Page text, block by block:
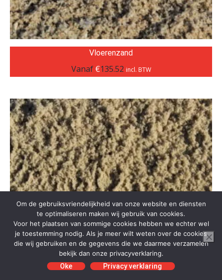
Vloerenzand
Vanaf €135.52 incl. BTW
Om de gebruiksvriendelijkheid van onze website en diensten
te optimaliseren maken wij gebruik van cookies.
Voor het plaatsen van sommige cookies hebben we echter wel
je toestemming nodig. Als je meer wilt weten over de cookies
die wij gebruiken en de gegevens die we daarmee verzamelen
bekijk dan onze privacyverklaring.
Oke
Privacy verklaring